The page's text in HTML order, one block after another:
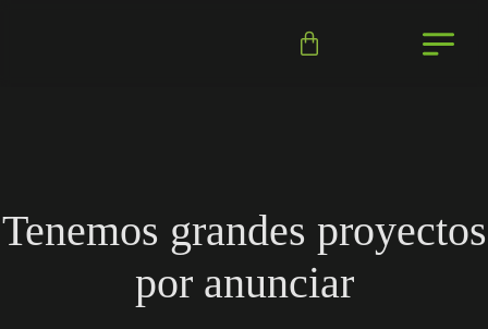
Tenemos grandes proyectos
por anunciar